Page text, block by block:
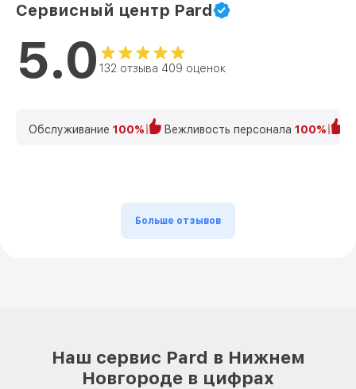
Сервисный центр Pard
5.0 132 отзыва 409 оценок
Обслуживание 100% Вежливость персонала 100%
Больше отзывов
Наш сервис Pard в Нижнем
Новгороде в цифрах